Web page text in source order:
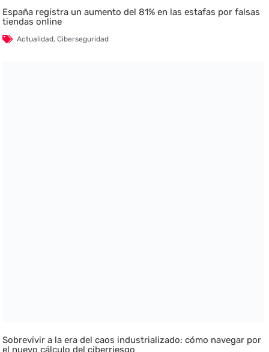
España registra un aumento del 81% en las estafas por falsas
tiendas online
Actualidad,Ciberseguridad
Sobrevivir a la era del caos industrializado: cómo navegar por
el nuevo cálculo del ciberriesgo